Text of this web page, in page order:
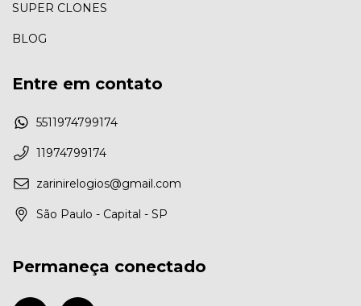
SUPER CLONES
BLOG
Entre em contato
5511974799174
11974799174
zarinirelogios@gmail.com
São Paulo - Capital - SP
Permaneça conectado